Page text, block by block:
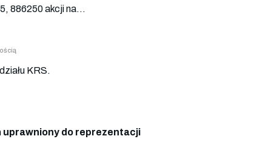
886250 akcji na...
KRS.
uprawniony do reprezentacji